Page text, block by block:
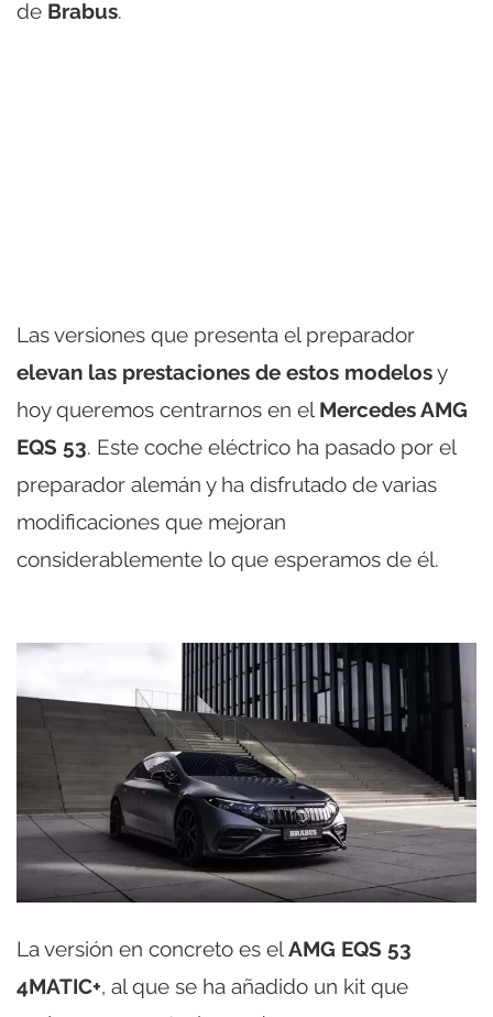
de Brabus.
Las versiones que presenta el preparador
elevan las prestaciones de estos modelosy
hoy queremos centrarnos en el Mercedes AMG
EQS 53. Este coche eléctrico ha pasado por el
preparador alemán y ha disfrutado de varias
modificaciones que mejoran
considerablemente lo que esperamos de él.
La versión en concreto es elAMG EQS 53
4MATIC+, al que se ha añadido un kit que